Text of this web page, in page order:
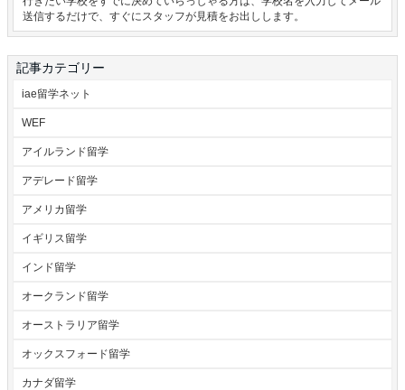
送信するだけで、すぐにスタッフが見積をお出しします。
記事カテゴリー
iae留学ネット
WEF
アイルランド留学
アデレード留学
アメリカ留学
イギリス留学
インド留学
オークランド留学
オーストラリア留学
オックスフォード留学
カナダ留学